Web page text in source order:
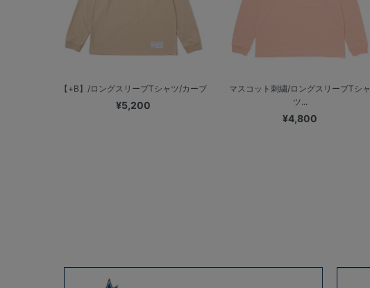
【+B】/ロングスリーブTシャツ/カーブ
¥5,200
マスコット刺繍/ロングスリーブTシャ
ツ...
¥4,800